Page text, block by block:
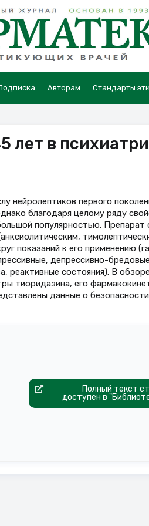
Авторам Стандарты
лет в
нейролептиков первого
благодаря целому ряду
популярностью.
показаний к его применению
депрессивно-
реактивные состояния). В
тиоридазина, его
данные о
Полный текст
доступен в